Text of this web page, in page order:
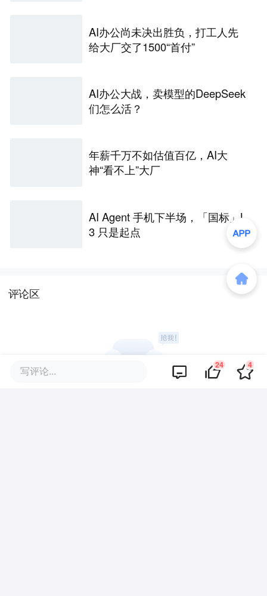
AI办公尚未决出胜负，打工人先
给大厂交了1500“首付”
AI办公大战，卖模型的DeepSeek
们怎么活？
年薪千万不如估值百亿，AI大
神“看不上”大厂
AI Agent 手机下半场，「国标」L
3 只是起点
评论区
写评论... 24 4